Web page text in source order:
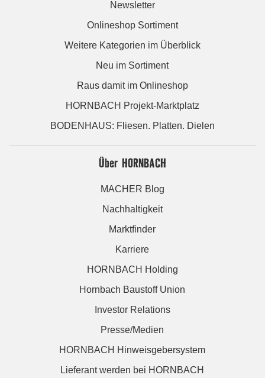
Newsletter
Onlineshop Sortiment
Weitere Kategorien im Überblick
Neu im Sortiment
Raus damit im Onlineshop
HORNBACH Projekt-Marktplatz
BODENHAUS: Fliesen. Platten. Dielen
Über HORNBACH
MACHER Blog
Nachhaltigkeit
Marktfinder
Karriere
HORNBACH Holding
Hornbach Baustoff Union
Investor Relations
Presse/Medien
HORNBACH Hinweisgebersystem
Lieferant werden bei HORNBACH